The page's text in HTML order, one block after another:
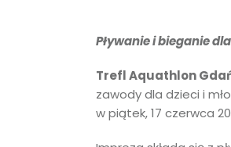
Pływanie i bieganie
Trefl Aquathlon
zawody dla dzieci i
w piątek, 17 czerwca